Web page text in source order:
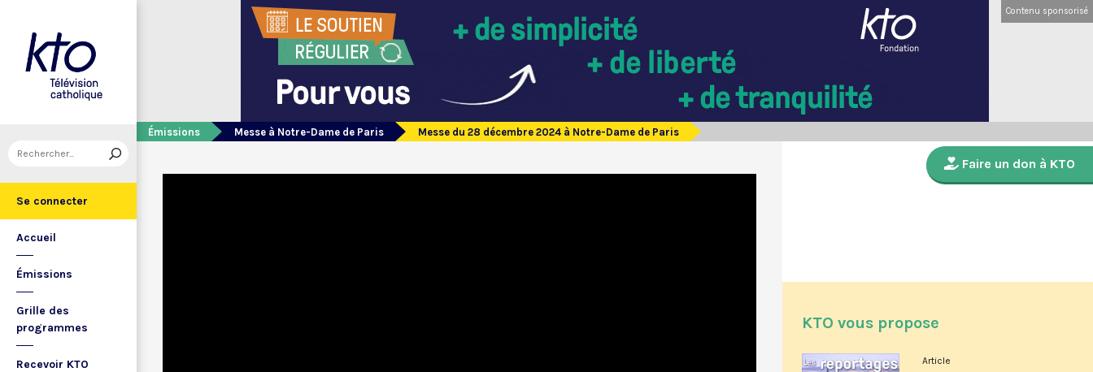
Se connecter
Accueil
Émissions
Grille des
programmes
Recevoir KTO
Contenu sponsorisé
Émissions Messe à Notre-Dame de Paris Messe du 28 décembre 2024 à Notre-Dame de Paris
Faire un don à KTO
KTO vous propose
Article